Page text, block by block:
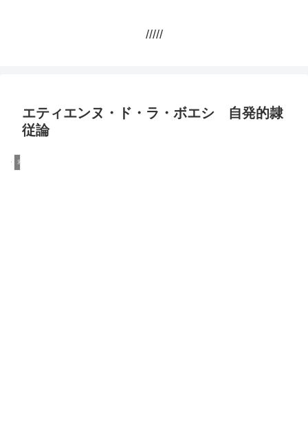
/////
エティエンヌ・ド・ラ・ボエシ 自発的隷
従論
幸せ